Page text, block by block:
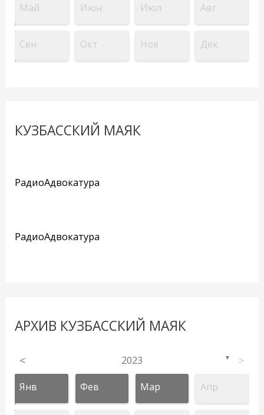
Май Июн Июл Авг
Сен Окт Ноя Дек
КУЗБАССКИЙ МАЯК
РадиоАдвокатура
РадиоАдвокатура
АРХИВ КУЗБАССКИЙ МАЯК
< 2023 ▼ >
Янв Фев Мар Апр